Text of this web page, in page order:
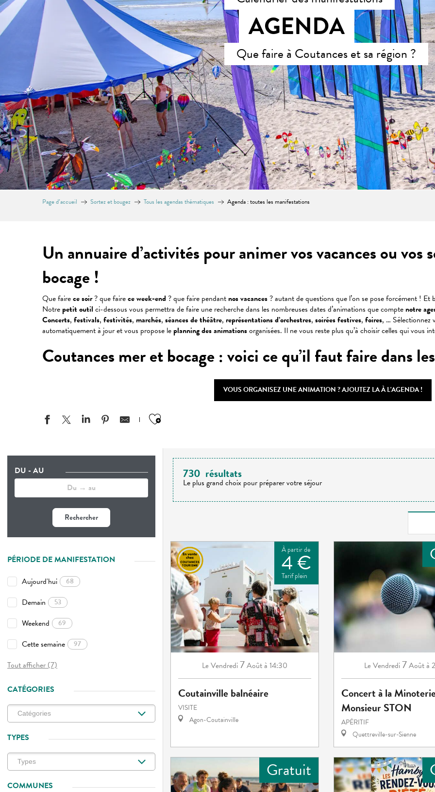
AGENDA
Que faire à Coutances et sa région ?
Page d’accueil Sortez et bougez Tous les agendas thématiques Agenda : toutes les manifestations
Un annuaire d’activités pour animer vos vacances ou vos
bocage !
Que fairece soir? que fairece week-end ? que faire pendant nos vacances? autant de questions que l’on se pose forcément !
Notre petit outil ci-dessous vous permettra de faire une recherche dans les nombreuses dates d’animations que compte notre
Concerts, festivals, festivités, marchés, séancesdethéâtre, représentationsd’orchestres, soiréesfestives, foires, … Sélectionnez
automatiquement à jour et vous propose le planning des animationsorganisées. Il ne vous reste plus qu’à choisir celles qui vous
Coutances mer et bocage : voici ce qu’il faut faire dans
VOUS ORGANISEZ UNE ANIMATION ? AJOUTEZ LA À L'AGENDA !
Ajouter aux favoris
DU - AU
Rechercher
PÉRIODE DE MANIFESTATION
Aujourd'hui
68
Demain 53
Weekend 69
Cette semaine 97
Tout afficher (7)
CATÉGORIES
TYPES
COMMUNES
730 résultats
Le plus grand choix pour préparer votre séjour
À partir de
4 €
Tarif plein
LeVendredi7Aoûtà 14:30
Coutainville balnéaire
VISITE
Agon-Coutainville
Le Vendredi7Aoûtà
Concert à la
Monsieur STON
APÉRITIF
Quettreville-sur-Sienne
Gratuit